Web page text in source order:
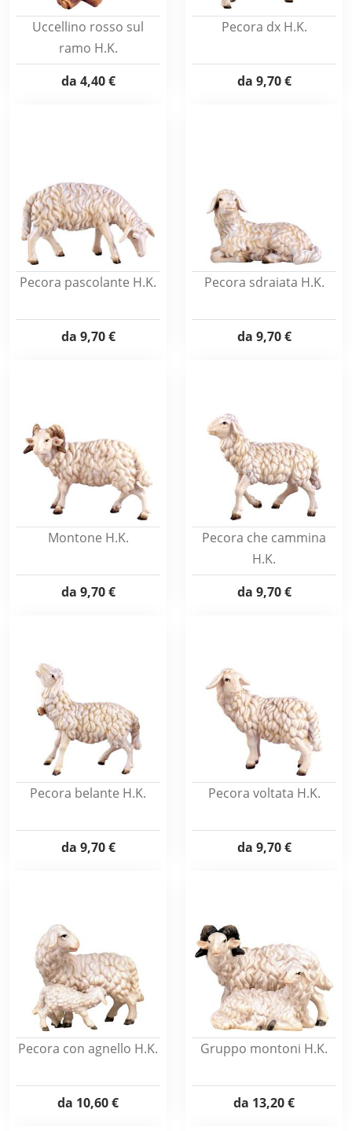
Uccellino rosso sul
ramo H.K.
da 4,40 €
Pecora dx H.K.
da 9,70 €
Pecora pascolante H.K.
da 9,70 €
Pecora sdraiata H.K.
da 9,70 €
Montone H.K.
da 9,70 €
Pecora che cammina
H.K.
da 9,70 €
Pecora belante H.K.
da 9,70 €
Pecora voltata H.K.
da 9,70 €
Pecora con agnello H.K.
da 10,60 €
Gruppo montoni H.K.
da 13,20 €